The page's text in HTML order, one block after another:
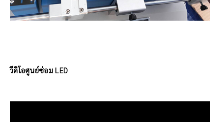
วีดิโอศูนย์ซ่อม LED